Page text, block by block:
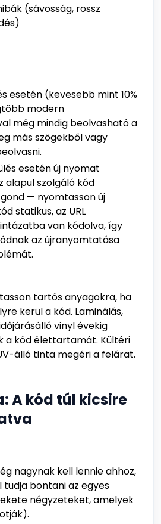
(sávosság, rossz
esetén (kevesebb mint 10%
modern
még mindig beolvasható a
más szögekből vagy
esetén új nyomat
alapul szolgáló kód
— nyomtasson új
statikus, az URL
van kódolva, így
az újranyomtatása
tartós anyagokra, ha
kerül a kód. Laminálás,
vinyl évekig
a kód élettartamát. Kültéri
álló tinta megéri a felárat.
A kód túl kicsire
nagynak kell lennie ahhoz,
bontani az egyes
négyzeteket, amelyek